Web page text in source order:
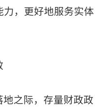
，更好地服务实体
之际，存量财政政